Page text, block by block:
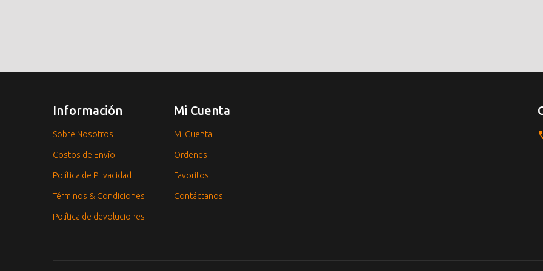
Información
Sobre Nosotros
Costos de Envío
Política de Privacidad
Términos & Condiciones
Política de devoluciones
Mi Cuenta
Mi Cuenta
Ordenes
Favoritos
Contáctanos